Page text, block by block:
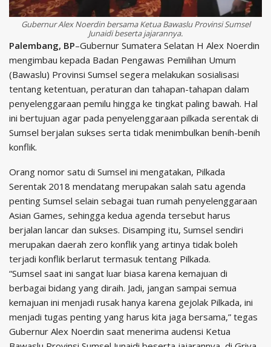
Gubernur Alex Noerdin bersama Ketua Bawaslu Provinsi Sumsel
Junaidi beserta jajarannya.
Palembang, BP–Gubernur Sumatera Selatan H Alex Noerdin
mengimbau kepada Badan Pengawas Pemilihan Umum
(Bawaslu) Provinsi Sumsel segera melakukan sosialisasi
tentang ketentuan, peraturan dan tahapan-tahapan dalam
penyelenggaraan pemilu hingga ke tingkat paling bawah. Hal
ini bertujuan agar pada penyelenggaraan pilkada serentak di
Sumsel berjalan sukses serta tidak menimbulkan benih-benih
konflik.
Orang nomor satu di Sumsel ini mengatakan, Pilkada
Serentak 2018 mendatang merupakan salah satu agenda
penting Sumsel selain sebagai tuan rumah penyelenggaraan
Asian Games, sehingga kedua agenda tersebut harus
berjalan lancar dan sukses. Disamping itu, Sumsel sendiri
merupakan daerah zero konflik yang artinya tidak boleh
terjadi konflik berlarut termasuk tentang Pilkada.
“Sumsel saat ini sangat luar biasa karena kemajuan di
berbagai bidang yang diraih. Jadi, jangan sampai semua
kemajuan ini menjadi rusak hanya karena gejolak Pilkada, ini
menjadi tugas penting yang harus kita jaga bersama,” tegas
Gubernur Alex Noerdin saat menerima audensi Ketua